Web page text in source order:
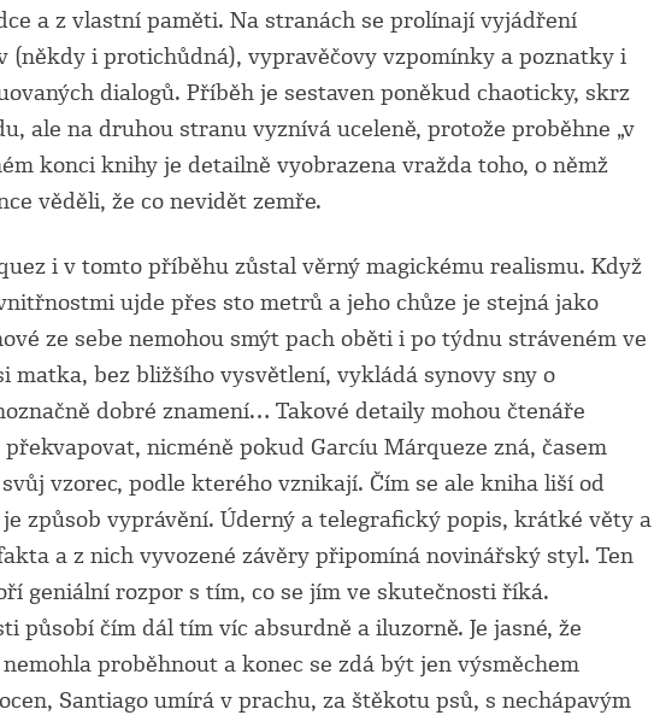
a z vlastní paměti. Na stranách se prolínají vyjádření
(někdy i protichůdná), vypravěčovy vzpomínky a poznatky i
dialogů. Příběh je sestaven poněkud chaoticky, skrz
ale na druhou stranu vyznívá uceleně, protože proběhne „v
konci knihy je detailně vyobrazena vražda toho, o němž
věděli, že co nevidět zemře.
i v tomto příběhu zůstal věrný magickému realismu. Když
ujde přes sto metrů a jeho chůze je stejná jako
ze sebe nemohou smýt pach oběti i po týdnu stráveném ve
matka, bez bližšího vysvětlení, vykládá synovy sny o
dobré znamení… Takové detaily mohou čtenáře
nicméně pokud Garcíu Márqueze zná, časem
vzorec, podle kterého vznikají. Čím se ale kniha liší od
způsob vyprávění. Úderný a telegrafický popis, krátké věty a
a z nich vyvozené závěry připomíná novinářský styl. Ten
geniální rozpor s tím, co se jím ve skutečnosti říká.
působí čím dál tím víc absurdně a iluzorně. Je jasné, že
proběhnout a konec se zdá být jen výsměchem
Santiago umírá v prachu, za štěkotu psů, s nechápavým